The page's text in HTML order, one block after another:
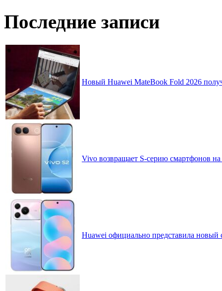
Последние записи
Новый Huawei MateBook Fold 2026
Vivo возвращает S-серию смартфонов
Huawei официально представила